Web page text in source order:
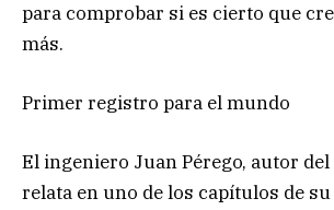
para comprobar si es cierto que
más.
Primer registro para el mundo
El ingeniero Juan Pérego, autor
relata en uno de los capítulos de